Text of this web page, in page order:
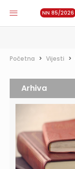
NN 85/2026
Početna > Vijesti >
Arhiva